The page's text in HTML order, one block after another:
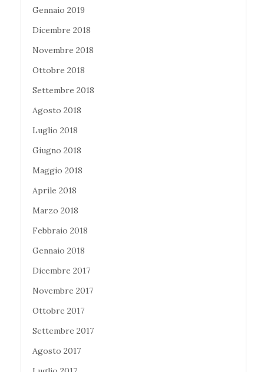
Gennaio 2019
Dicembre 2018
Novembre 2018
Ottobre 2018
Settembre 2018
Agosto 2018
Luglio 2018
Giugno 2018
Maggio 2018
Aprile 2018
Marzo 2018
Febbraio 2018
Gennaio 2018
Dicembre 2017
Novembre 2017
Ottobre 2017
Settembre 2017
Agosto 2017